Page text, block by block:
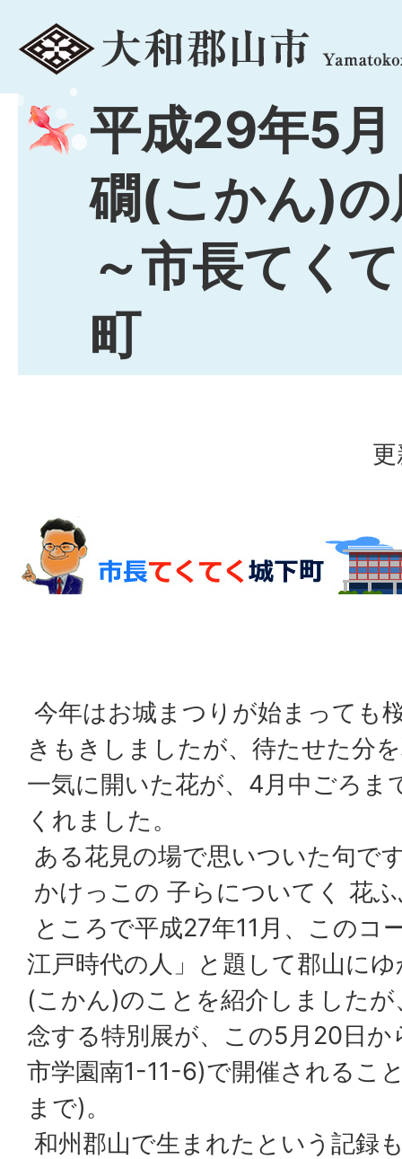
menu
平成29年5月
礀(こかん)
～市長てく
町
今年はお城まつりが始まっても
きもきしましたが、待たせた分
一気に開いた花が、4月中ごろま
くれました。
ある花見の場で思いついた句で
かけっこの 子らについてく 花
ところで平成27年11月、このコ
江戸時代の人」と題して郡山に
(こかん)のことを紹介しました
念する特別展が、この5月20日か
市学園南1-11-6)で開催されるこ
まで)。
和州郡山で生まれたという記録